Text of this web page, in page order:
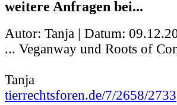
weitere Anfragen bei...
Autor: Tanja | Datum:
... Veganway und Roots of
Tanja
tierrechtsforen.de/7/2658/2733